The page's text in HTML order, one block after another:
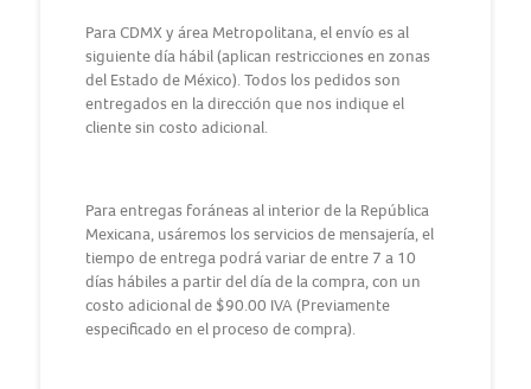
Para CDMX y área Metropolitana, el envío es al
siguiente día hábil (aplican restricciones en zonas
del Estado de México). Todos los pedidos son
entregados en la dirección que nos indique el
cliente sin costo adicional.
Para entregas foráneas al interior de la República
Mexicana, usáremos los servicios de mensajería, el
tiempo de entrega podrá variar de entre 7 a 10
días hábiles a partir del día de la compra, con un
costo adicional de $90.00 IVA (Previamente
especificado en el proceso de compra).